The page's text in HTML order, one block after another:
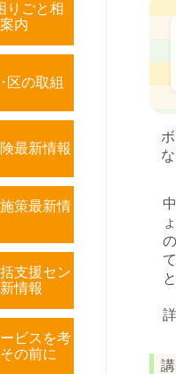
りごと相
内
区の取組
最新情報
策最新情
支援セン
情報
ビスを考
の前に